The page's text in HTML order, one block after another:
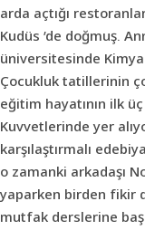
arda açtığı
Kudüs ’de doğmuş.
üniversitesinde
Çocukluk tatillerinin
eğitim hayatının ilk
Kuvvetlerinde yer
karşılaştırmalı
o zamanki arkadaşı
yaparken birden fikir
mutfak derslerine